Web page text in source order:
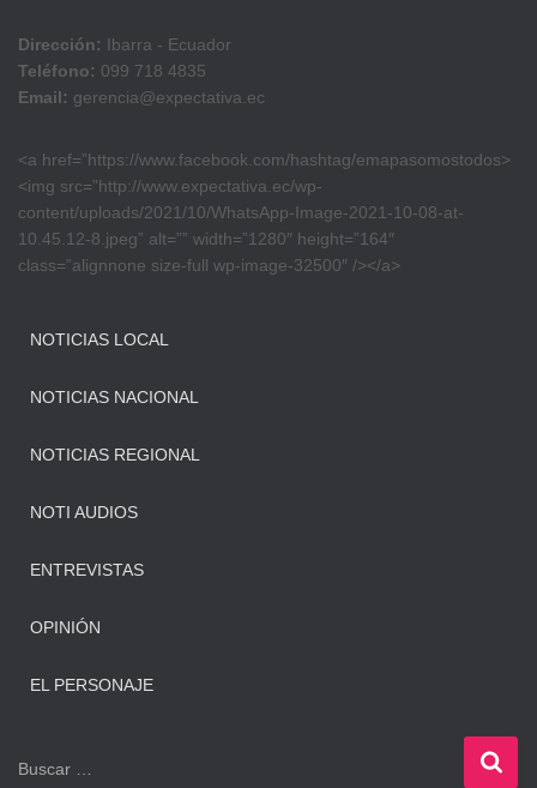
Dirección: Ibarra - Ecuador
Teléfono: 099 718 4835
Email: gerencia@expectativa.ec
<a href=”https://www.facebook.com/hashtag/emapasomostodos>
<img src=”http://www.expectativa.ec/wp-
content/uploads/2021/10/WhatsApp-Image-2021-10-08-at-
10.45.12-8.jpeg” alt=”” width=”1280″ height=”164″
class=”alignnone size-full wp-image-32500″ /></a>
NOTICIAS LOCAL
NOTICIAS NACIONAL
NOTICIAS REGIONAL
NOTI AUDIOS
ENTREVISTAS
OPINIÓN
EL PERSONAJE
B
Buscar …